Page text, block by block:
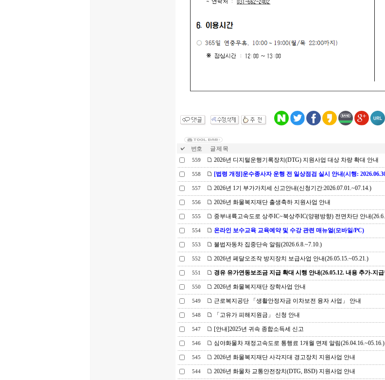
번호 글 제 목
559 2026년 디지털운행기록장치(DTG) 지원사업 대상 차량 확대 안내
558 [법령 개정]운수종사자 운행 전 일상점검 실시 안내(시행:
557 2026년 1기 부가가치세 신고안내(신청기간:2026.07.01.~07.14.)
556 2026년 화물복지재단 출생축하 지원사업 안내
555 중부내륙고속도로 상주IC~북상주IC(양평방향) 전면차단 안내
554 온라인 보수교육 교육예약 및 수강 관련 매뉴얼(모바일/PC)
553 불법자동차 집중단속 알림(2026.6.8.~7.10.)
552 2026년 페달오조작 방지장치 보급사업 안내(26.05.15.~05.21.)
551 경유 유가연동보조금 지급 확대 시행 안내(26.05.12. 내용 추가-지
550 2026년 화물복지재단 장학사업 안내
549 근로복지공단 「생활안정자금 이차보전 융자 사업」 안내
548 「고유가 피해지원금」 신청 안내
547 [안내]2025년 귀속 종합소득세 신고
546 심야화물차 재정고속도로 통행료 1개월 면제 알림(26.04.16.~05.16.)
545 2026년 화물복지재단 사각지대 경고장치 지원사업 안내
544 2026년 화물차 교통안전장치(DTG, BSD) 지원사업 안내